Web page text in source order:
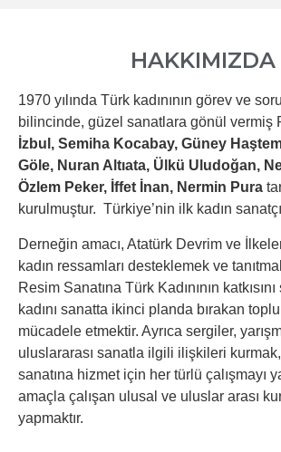
HAKKIMIZDA
1970 yılında Türk kadınının görev ve
bilincinde, güzel sanatlara gönül vermiş
İzbul, Semiha Kocabay, Güney
Göle, Nuran Altıata, Ülkü Uludoğan,
Özlem Peker, İffet İnan, Nermin Pura
kurulmuştur. Türkiye’nin ilk kadın
Derneğin amacı, Atatürk Devrim ve
kadın ressamları desteklemek ve
Resim Sanatına Türk Kadınının
kadını sanatta ikinci planda bırakan
mücadele etmektir. Ayrıca sergiler,
uluslararası sanatla ilgili ilişkileri
sanatına hizmet için her türlü çalışmayı
amaçla çalışan ulusal ve uluslar arası
yapmaktır.